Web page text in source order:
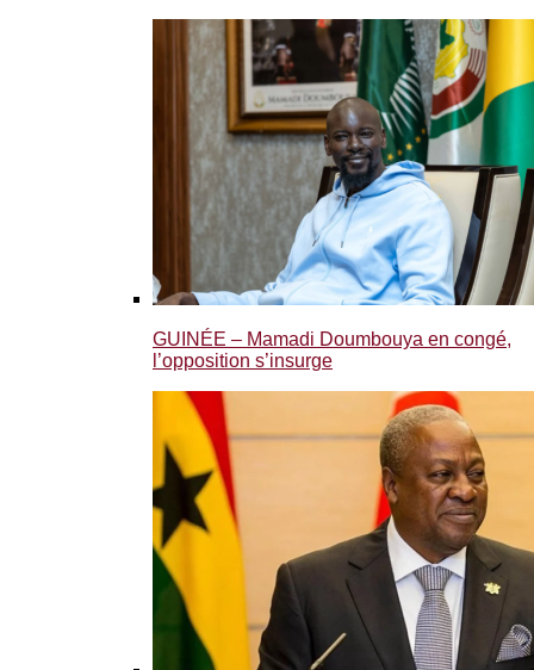
GUINÉE – Mamadi Doumbouya en congé,
l’opposition s’insurge